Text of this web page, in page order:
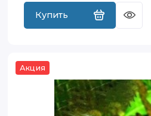
Купить
Макропод
(Macropodus
Акция